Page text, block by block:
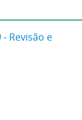
Revisão e